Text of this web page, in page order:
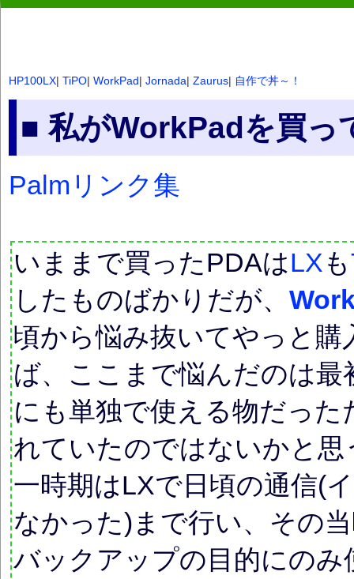
HP100LX| TiPO| WorkPad| Jornada| Zaurus| 自作で丼～！
■ 私がWorkPadを買
Palmリンク集
いままで買ったPDAはLX も
したものばかりだが、
頃から悩み抜いてやっと
ば、ここまで悩んだのは
にも単独で使える物だった
れていたのではないかと思
一時期はLXで日頃の通信(
なかった)まで行い、その
バックアップの目的にの